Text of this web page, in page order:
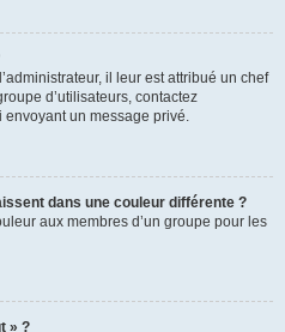
il leur est attribué un chef
d’utilisateurs, contactez
envoyant un message privé.
dans une couleur différente ?
aux membres d’un groupe pour les
» ?